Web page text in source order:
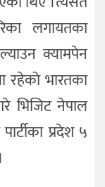
लगायतका
क्यामपेन
रहेकाे भारतका
भिजिट नेपाल
प्रदेश ५